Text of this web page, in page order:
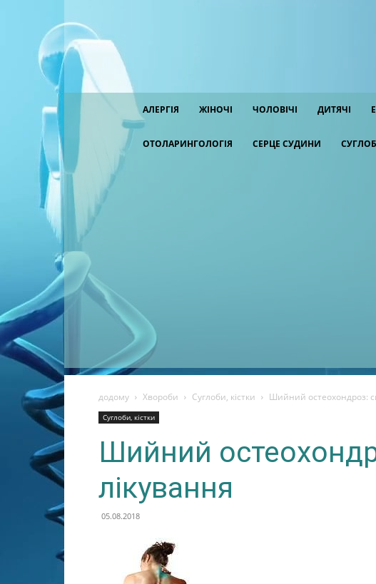
АЛЕРГІЯ ЖІНОЧІ ЧОЛОВІЧІ ДИТЯЧІ
ОТОЛАРИНГОЛОГІЯ СЕРЦЕ СУДИНИ
додому Хвороби Суглоби, кістки Шийний остеохондроз:
Суглоби, кістки
Шийний
лікування
05.08.2018